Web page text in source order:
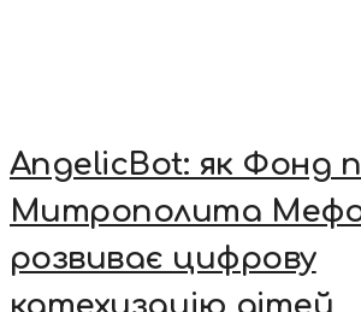
AngelicBot: як Фонд
Митрополита
розвиває цифрову